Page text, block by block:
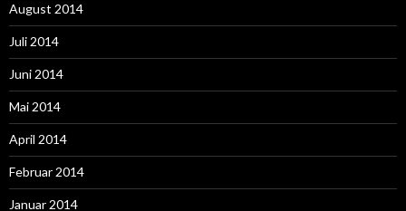
August 2014
Juli 2014
Juni 2014
Mai 2014
April 2014
Februar 2014
Januar 2014